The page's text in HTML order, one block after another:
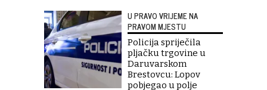
U PRAVO VRIJEME NA
PRAVOM MJESTU
Policija spriječila
pljačku trgovine u
Daruvarskom
Brestovcu: Lopov
pobjegao u polje